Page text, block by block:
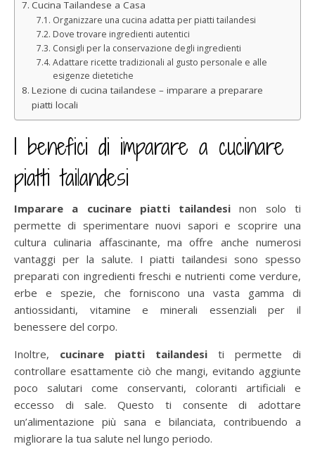
Cucina Tailandese a Casa
Organizzare una cucina adatta per piatti tailandesi
Dove trovare ingredienti autentici
Consigli per la conservazione degli ingredienti
Adattare ricette tradizionali al gusto personale e alle
esigenze dietetiche
Lezione di cucina tailandese – imparare a preparare
piatti locali
I benefici di imparare a cucinare
piatti tailandesi
Imparare a cucinare piatti tailandesi non solo ti
permette di sperimentare nuovi sapori e scoprire una
cultura culinaria affascinante, ma offre anche numerosi
vantaggi per la salute. I piatti tailandesi sono spesso
preparati con ingredienti freschi e nutrienti come verdure,
erbe e spezie, che forniscono una vasta gamma di
antiossidanti, vitamine e minerali essenziali per il
benessere del corpo.
Inoltre, cucinare piatti tailandesi ti permette di
controllare esattamente ciò che mangi, evitando aggiunte
poco salutari come conservanti, coloranti artificiali e
eccesso di sale. Questo ti consente di adottare
un’alimentazione più sana e bilanciata, contribuendo a
migliorare la tua salute nel lungo periodo.